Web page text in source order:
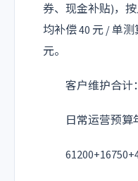
券、现金补贴)，
均补偿 40 元 / 单测
元。
客户维护合计：
日常运营预算